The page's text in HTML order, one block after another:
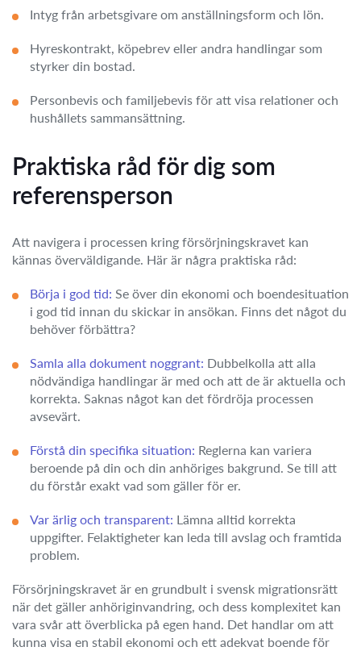
Intyg från arbetsgivare om anställningsform och lön.
Hyreskontrakt, köpebrev eller andra handlingar som
styrker din bostad.
Personbevis och familjebevis för att visa relationer och
hushållets sammansättning.
Praktiska råd för dig som
referensperson
Att navigera i processen kring försörjningskravet kan
kännas överväldigande. Här är några praktiska råd:
Börja i god tid: Se över din ekonomi och boendesituation
i god tid innan du skickar in ansökan. Finns det något du
behöver förbättra?
Samla alla dokument noggrant: Dubbelkolla att alla
nödvändiga handlingar är med och att de är aktuella och
korrekta. Saknas något kan det fördröja processen
avsevärt.
Förstå din specifika situation: Reglerna kan variera
beroende på din och din anhöriges bakgrund. Se till att
du förstår exakt vad som gäller för er.
Var ärlig och transparent: Lämna alltid korrekta
uppgifter. Felaktigheter kan leda till avslag och framtida
problem.
Försörjningskravet är en grundbult i svensk migrationsrätt
när det gäller anhöriginvandring, och dess komplexitet kan
vara svår att överblicka på egen hand. Det handlar om att
kunna visa en stabil ekonomi och ett adekvat boende för